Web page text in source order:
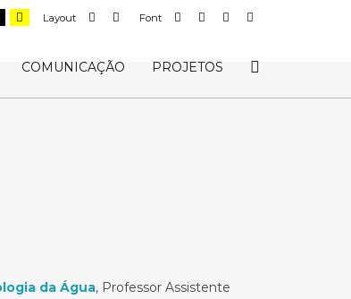
Black
and
Yellow
andLayout
Fixed
layout
Wide
layout
Font
Smaller
Font
Larger
Font
Readable
Font
COMUNICAÇÃO PROJETOS
da Água, Professor Assistente